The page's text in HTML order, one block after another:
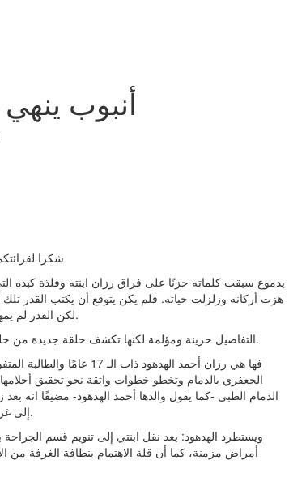
أنبوب
شكرا
بدموع سبقت كلماته حزنًا على فراق رزان ابنته وفلذة كبده
هزت أركانه وزلزلت حياته. فلم يكن يتوقع أن يكتب القدر تلك
لكن القدر لم يمهلها لتحقيق حلمها وحلم أسرتها وكتب الاهمال الطبي نهاية مأساوية لها.
التفاصيل حزينة ومؤلمة لكنها تكشف حلقة جديدة من حلقات الخطأ الطبي الذي تشهده المستشفيات ولم تنته فصوله حتى الآن.
فها هي رزان أحمد
الجعفري بالدمام وتخطو خطوات واثقة نحو تحقيق
إلى غرف التنويم في قسم الجراحة بسبب عدم توفر سرير في قسم الباطنة.
ويستطرد الهدهود: بعد نقل ابنتي إلى تنويم قسم
أمراض مزمنة، كما أن قلة الاهتمام بنظافة الغرفة من